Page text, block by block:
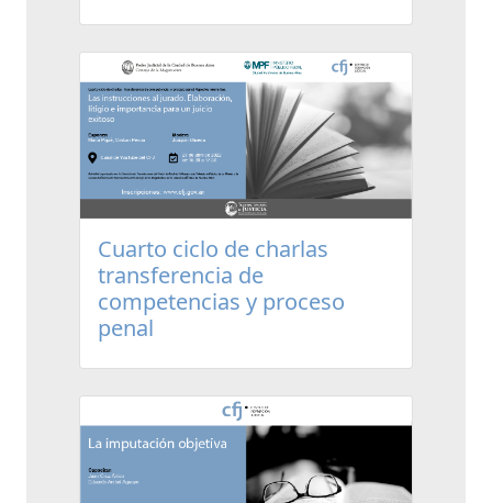
Cuarto ciclo de charlas
transferencia de
competencias y proceso
penal